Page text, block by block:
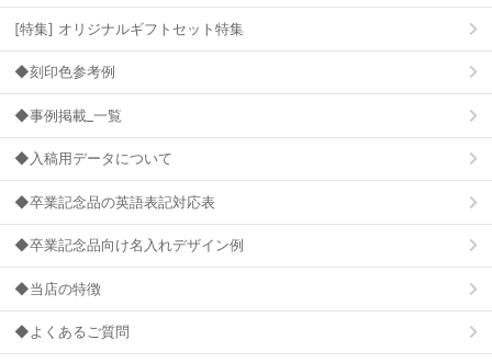
[特集] オリジナルギフトセット特集
◆刻印色参考例
◆事例掲載_一覧
◆入稿用データについて
◆卒業記念品の英語表記対応表
◆卒業記念品向け名入れデザイン例
◆当店の特徴
◆よくあるご質問